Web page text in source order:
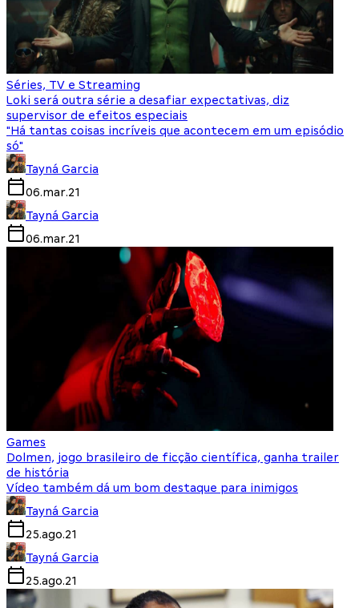
Séries, TV e Streaming
Loki será outra série a desafiar expectativas, diz
supervisor de efeitos especiais
"Há tantas coisas incríveis que acontecem em um episódio
só"
Tayná Garcia
06.mar.21
Tayná Garcia
06.mar.21
Games
Dolmen, jogo brasileiro de ficção científica, ganha trailer
de história
Vídeo também dá um bom destaque para inimigos
Tayná Garcia
25.ago.21
Tayná Garcia
25.ago.21